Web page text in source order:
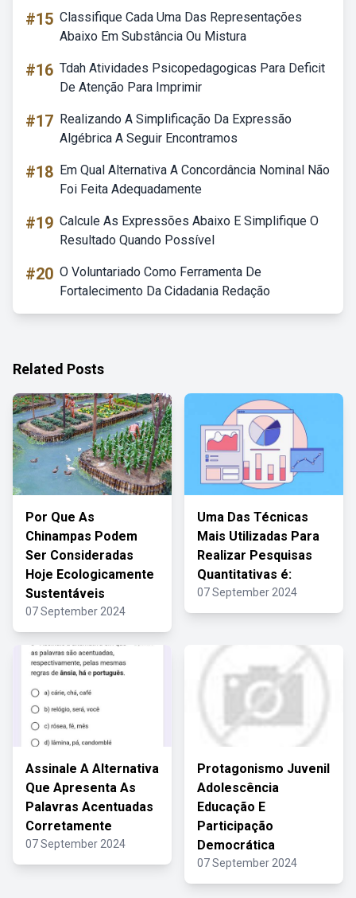
#15 Classifique Cada Uma Das Representações
Abaixo Em Substância Ou Mistura
#16 Tdah Atividades Psicopedagogicas Para Deficit
De Atenção Para Imprimir
#17 Realizando A Simplificação Da Expressão
Algébrica A Seguir Encontramos
#18 Em Qual Alternativa A Concordância Nominal Não
Foi Feita Adequadamente
#19 Calcule As Expressões Abaixo E Simplifique O
Resultado Quando Possível
#20 O Voluntariado Como Ferramenta De
Fortalecimento Da Cidadania Redação
Related Posts
Por Que As
Chinampas Podem
Ser Consideradas
Hoje Ecologicamente
Sustentáveis
07 September 2024
Uma Das Técnicas
Mais Utilizadas Para
Realizar Pesquisas
Quantitativas é:
07 September 2024
Assinale A Alternativa
Que Apresenta As
Palavras Acentuadas
Corretamente
07 September 2024
Protagonismo Juvenil
Adolescência
Educação E
Participação
Democrática
07 September 2024